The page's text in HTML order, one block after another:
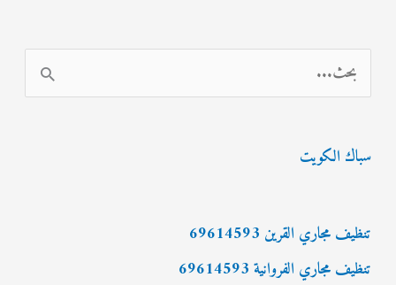
ل
ح
سباك الكويت
تنظيف مجاري القرين 69614593
تنظيف مجاري الفروانية 69614593